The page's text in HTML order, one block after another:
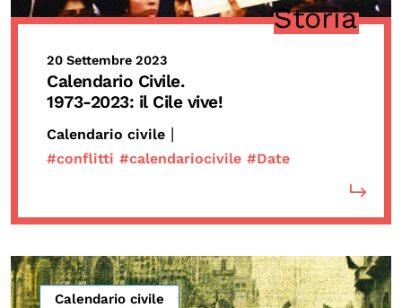
Storia
20 Settembre 2023
Calendario Civile.
1973-2023: il Cile vive!
Calendario civile |
#conflitti #calendariocivile #Date
Calendario civile